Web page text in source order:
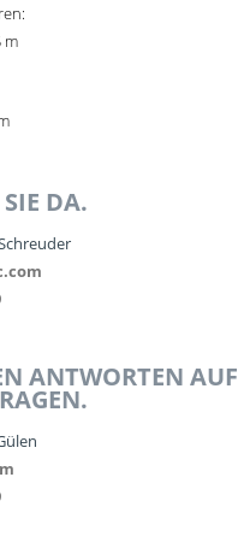
m
DA.
ANTWORTEN AUF